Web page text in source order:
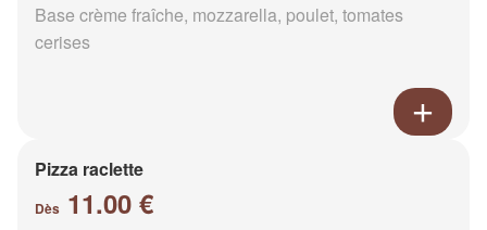
Base crème fraîche, mozzarella, poulet, tomates
cerises
Pizza raclette
Dès 11.00 €